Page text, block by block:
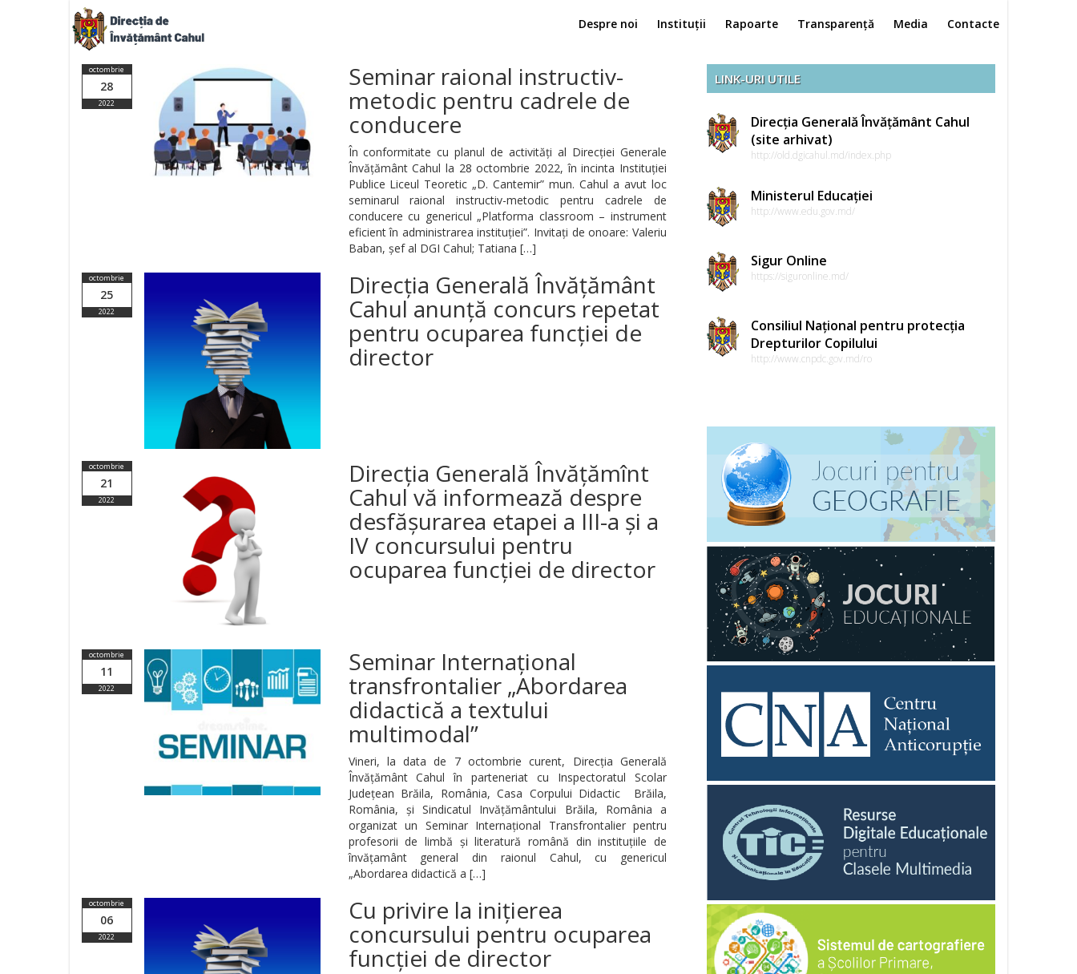
Despre noi Instituții Rapoarte Transparență Media Contacte
octombrie
28
2022
Seminar raional instructiv-
metodic pentru cadrele de
conducere
În conformitate cu planul de activități al Direcției Generale
Învățământ Cahul la 28 octombrie 2022, în incinta Instituției
Publice Liceul Teoretic „D. Cantemir” mun. Cahul a avut loc
seminarul raional instructiv-metodic pentru cadrele de
conducere cu genericul „Platforma classroom – instrument
eficient în administrarea instituției”. Invitați de onoare: Valeriu
Baban, șef al DGI Cahul; Tatiana […]
octombrie
25
2022
Direcția Generală Învățământ
Cahul anunță concurs repetat
pentru ocuparea funcției de
director
octombrie
21
2022
Direcția Generală Învățămînt
Cahul vă informează despre
desfășurarea etapei a III-a și a
IV concursului pentru
ocuparea funcției de director
octombrie
11
2022
Seminar Internațional
transfrontalier „Abordarea
didactică a textului
multimodal”
Vineri, la data de 7 octombrie curent, Direcția Generală
Învățământ Cahul în parteneriat cu Inspectoratul Scolar
Județean Brăila, România, Casa Corpului Didactic Brăila,
România, și Sindicatul Invățământului Brăila, România a
organizat un Seminar Internațional Transfrontalier pentru
profesorii de limbă și literatură română din instituțiile de
învățamânt general din raionul Cahul, cu genericul
„Abordarea didactică a […]
octombrie
06
2022
Cu privire la inițierea
concursului pentru ocuparea
funcției de director
LINK-URI UTILE
Direcția Generală Învățământ Cahul
(site arhivat)
http://old.dgicahul.md/index.php
Ministerul Educației
http://www.edu.gov.md/
Sigur Online
https://siguronline.md/
Consiliul Național pentru protecția
Drepturilor Copilului
http://www.cnpdc.gov.md/ro